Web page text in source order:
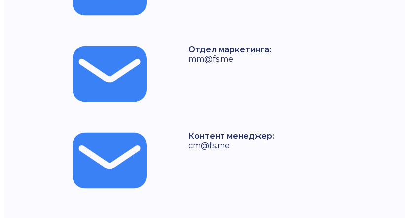
Отдел маркетинга:
mm@fs.me
Контент менеджер:
cm@fs.me